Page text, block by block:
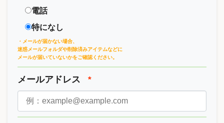
電話
特になし
・メールが届かない場合、
迷惑メールフォルダや削除済みアイテムなどに
メールが届いていないかをご確認ください。
メールアドレス *